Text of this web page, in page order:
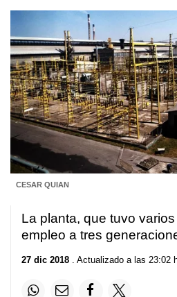
CESAR QUIAN
La planta, que tuvo
empleo a tres
27 dic 2018 . Actualizado a las 23:02